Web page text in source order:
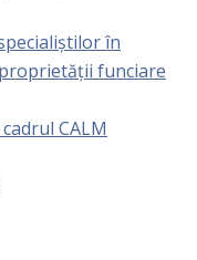
în
funciare
CALM